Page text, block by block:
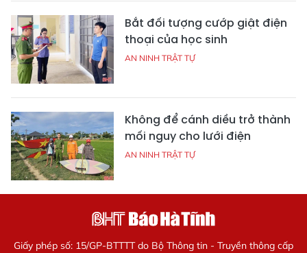
Bắt đối tượng cướp giật điện
thoại của học sinh
AN NINH TRẬT TỰ
Không để cánh diều trở thành
mối nguy cho lưới điện
AN NINH TRẬT TỰ
Giấy phép số: 15/GP-BTTTT do Bộ Thông tin - Truyền thông cấp